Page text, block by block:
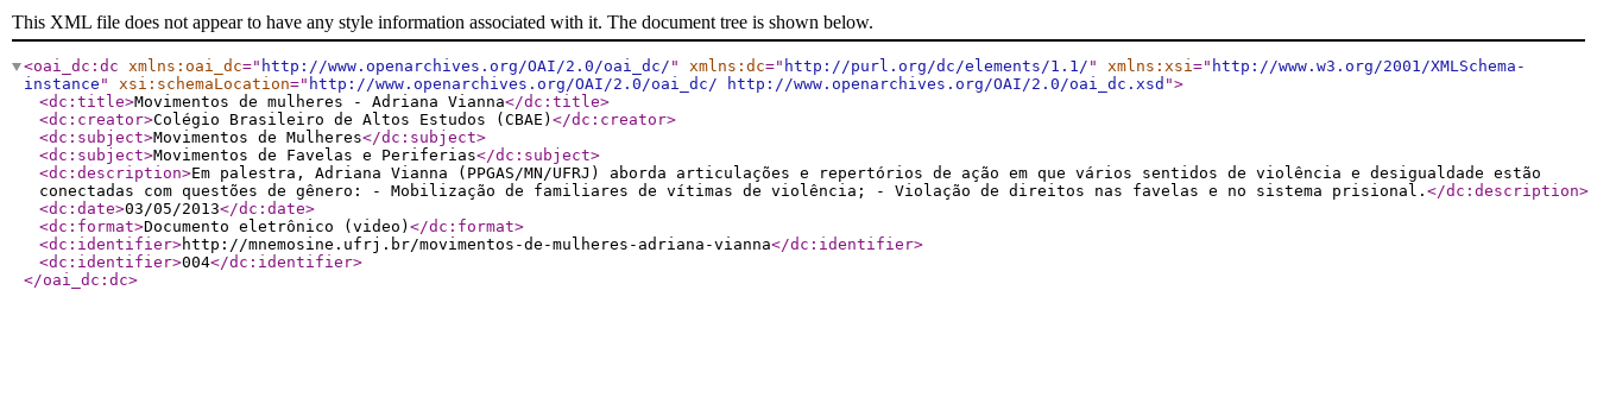
This XML file does not appear to have any style information associated with it. The document tree is shown below.
<oai_dc:dc xmlns:oai_dc=" http://www.openarchives.org/OAI/2.0/oai_dc/ " xmlns:dc=" http://purl.org/dc/elements/1.1/ " xmlns:xsi=" http://www.w3.org/2001/XMLSchema-
instance " xsi:schemaLocation=" http://www.openarchives.org/OAI/2.0/oai_dc/ http://www.openarchives.org/OAI/2.0/oai_dc.xsd ">
<dc:title>Movimentos de mulheres - Adriana Vianna</dc:title>
<dc:creator>Colégio Brasileiro de Altos Estudos (CBAE) </dc:creator>
<dc:subject>Movimentos de Mulheres</dc:subject>
<dc:subject>Movimentos de Favelas e Periferias</dc:subject>
<dc:description>Em palestra, Adriana Vianna (PPGAS/MN/UFRJ) aborda articulações e repertórios de ação em que vários sentidos de violência e desigualdade estão
conectadas com questões de gênero: - Mobilização de familiares de vítimas de violência; - Violação de direitos nas favelas e no sistema prisional. </dc:description>
<dc:date>03/05/2013</dc:date>
<dc:format>Documento eletrônico (video) </dc:format>
<dc:identifier>http://mnemosine.ufrj.br/movimentos-de-mulheres-adriana-vianna</dc:identifier>
<dc:identifier>004</dc:identifier>
</oai_dc:dc>